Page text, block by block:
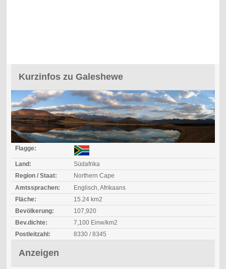
Kurzinfos zu Galeshewe
Flagge:
Land:
Südafrika
Region / Staat:
Northern Cape
Amtssprachen:
Englisch, Afrikaans
Fläche:
15.24 km2
Bevölkerung:
107,920
Bev.dichte:
7,100 Einw/km2
Postleitzahl:
8330 / 8345
Anzeigen